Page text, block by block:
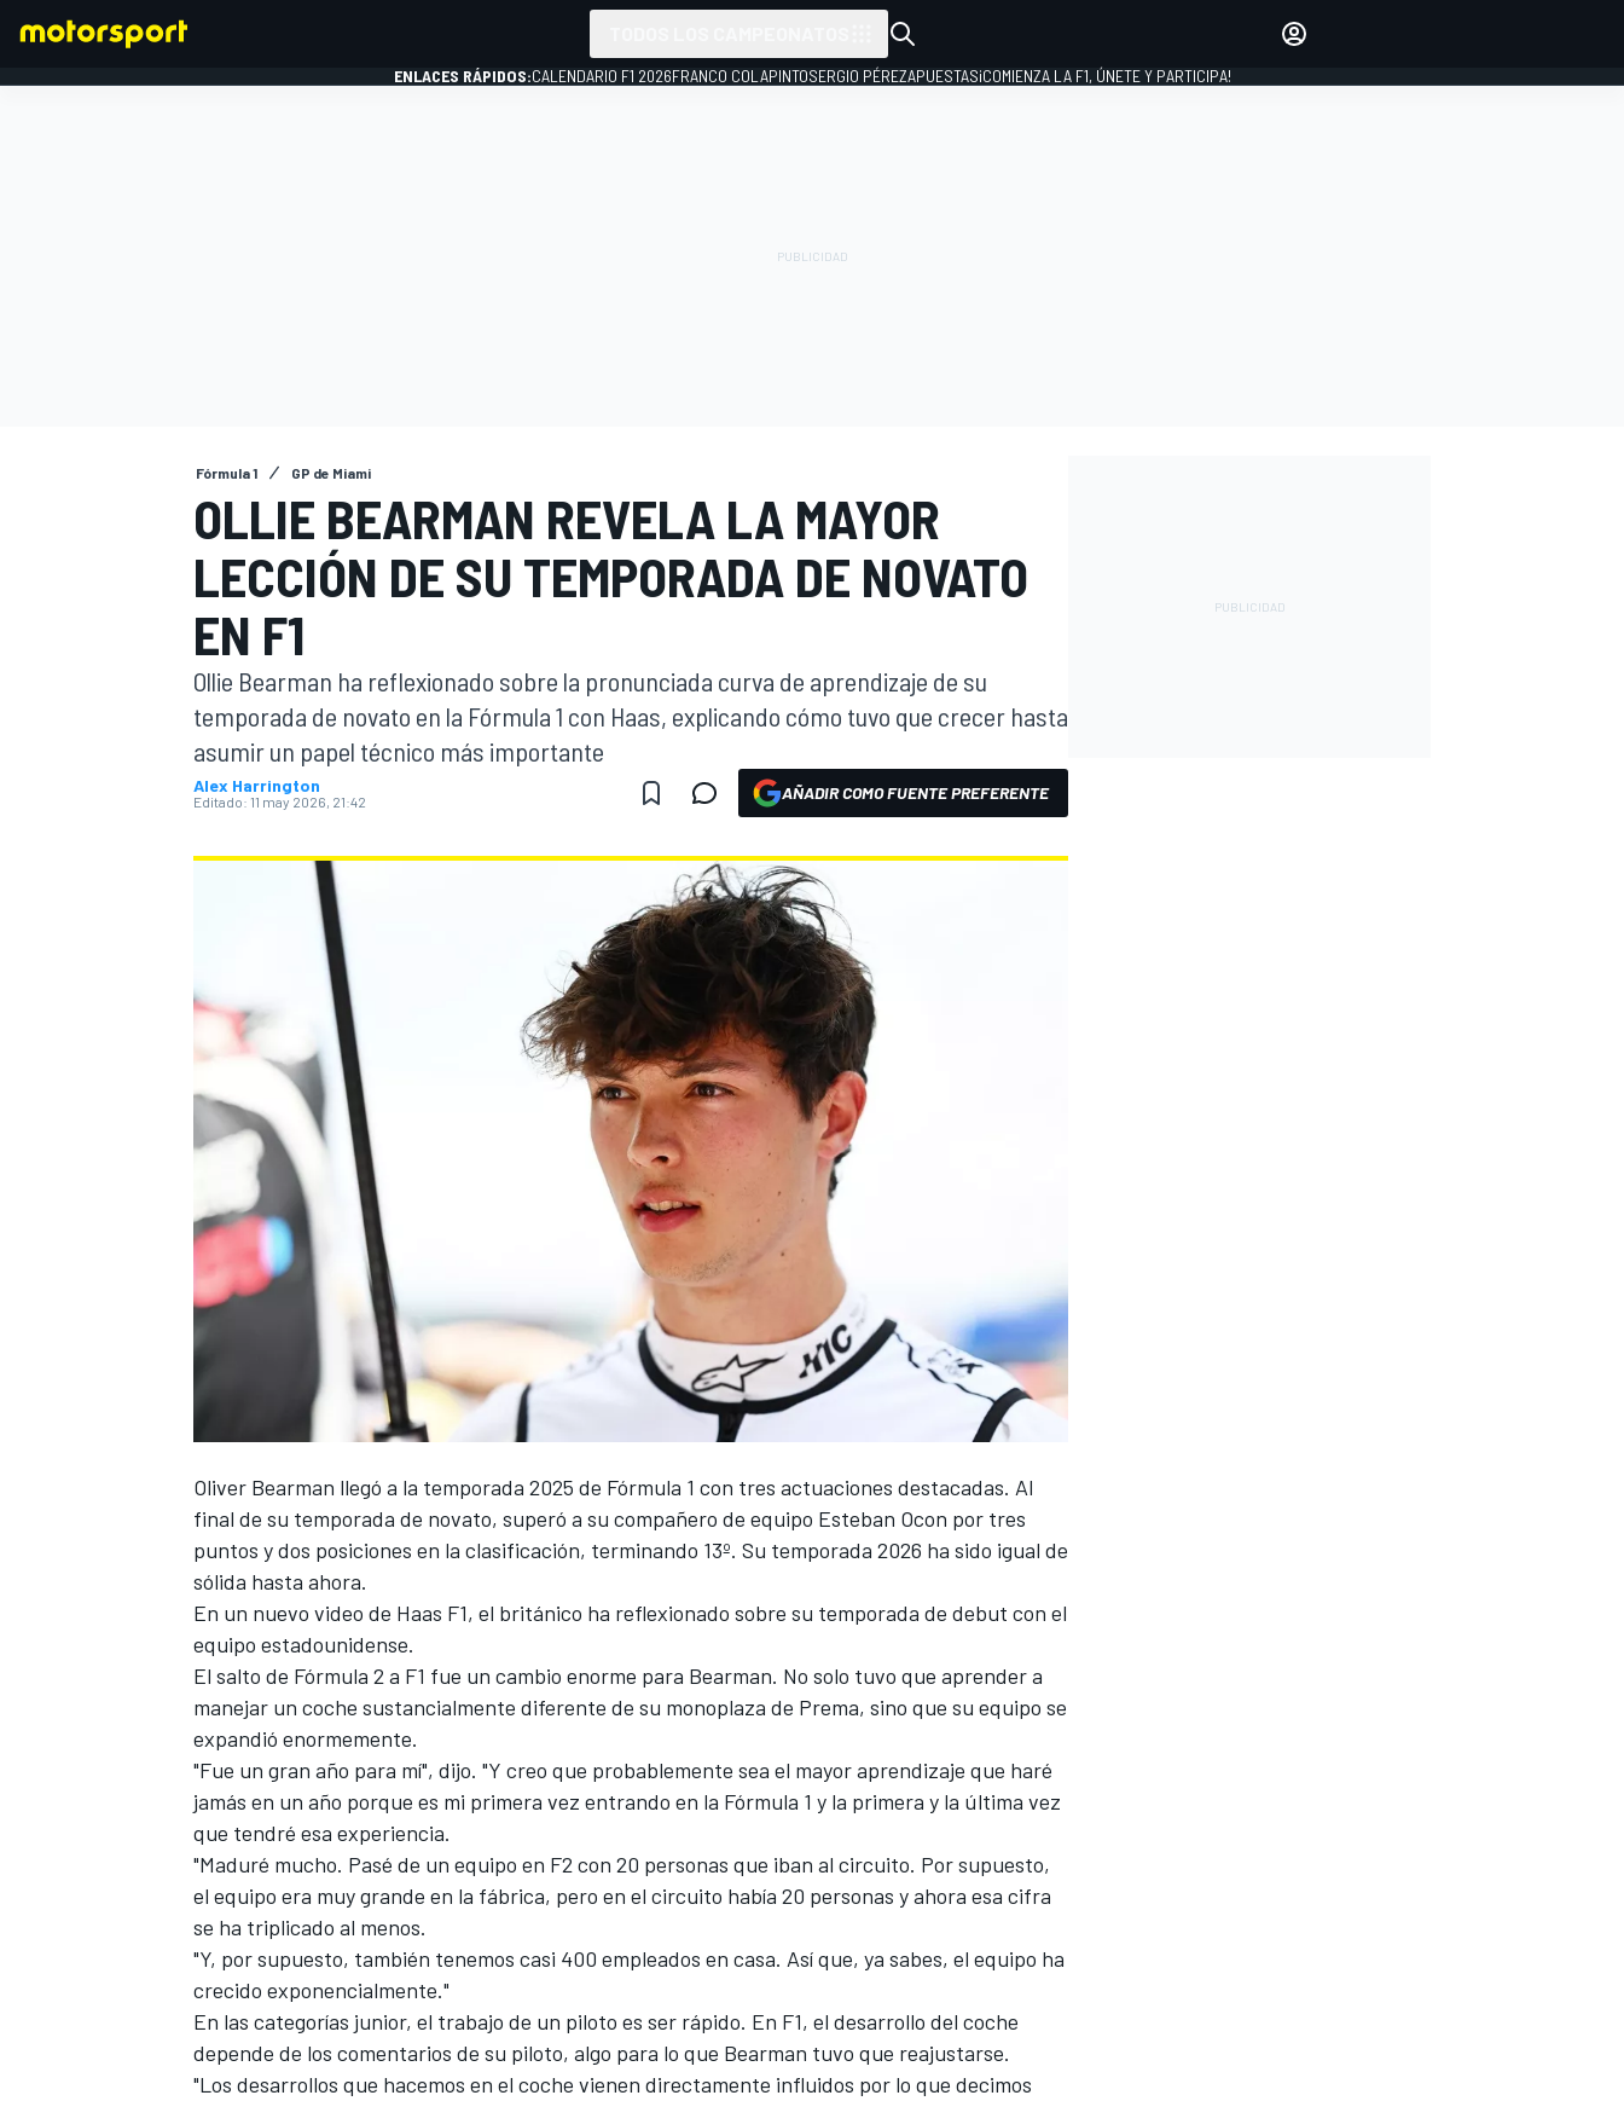
INDYCAR
NASCAR CUP
FÓRMULA E
WRC
INICIAR SESIÓN
ENLACES RÁPIDOS:CALENDARIO F1 2026FRANCO COLAPINTOSERGIO PÉREZAPUESTAS¡COMIENZA LA F1, ÚNETE Y PARTICIPA!
Fórmula 1 GP de Miami
OLLIE BEARMAN REVELA LA MAYOR
LECCIÓN DE SU TEMPORADA DE NOVATO
EN F1
Ollie Bearman ha reflexionado sobre la pronunciada curva de aprendizaje de su
temporada de novato en la Fórmula 1 con Haas, explicando cómo tuvo que crecer hasta
asumir un papel técnico más importante
Alex Harrington
Editado: 11 may 2026, 21:42 AÑADIR COMO FUENTE PREFERENTE
Oliver Bearman llegó a la temporada 2025 de Fórmula 1 con tres actuaciones destacadas. Al
final de su temporada de novato, superó a su compañero de equipo Esteban Ocon por tres
puntos y dos posiciones en la clasificación, terminando 13º. Su temporada 2026 ha sido igual de
sólida hasta ahora.
En un nuevo video de Haas F1, el británico ha reflexionado sobre su temporada de debut con el
equipo estadounidense.
El salto de Fórmula 2 a F1 fue un cambio enorme para Bearman. No solo tuvo que aprender a
manejar un coche sustancialmente diferente de su monoplaza de Prema, sino que su equipo se
expandió enormemente.
"Fue un gran año para mí", dijo. "Y creo que probablemente sea el mayor aprendizaje que haré
jamás en un año porque es mi primera vez entrando en la Fórmula 1 y la primera y la última vez
que tendré esa experiencia.
"Maduré mucho. Pasé de un equipo en F2 con 20 personas que iban al circuito. Por supuesto,
el equipo era muy grande en la fábrica, pero en el circuito había 20 personas y ahora esa cifra
se ha triplicado al menos.
"Y, por supuesto, también tenemos casi 400 empleados en casa. Así que, ya sabes, el equipo ha
crecido exponencialmente."
En las categorías junior, el trabajo de un piloto es ser rápido. En F1, el desarrollo del coche
depende de los comentarios de su piloto, algo para lo que Bearman tuvo que reajustarse.
"Los desarrollos que hacemos en el coche vienen directamente influidos por lo que decimos